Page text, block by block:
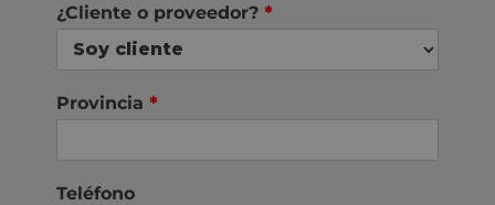
¿Cliente o proveedor? *
Provincia *
Teléfono